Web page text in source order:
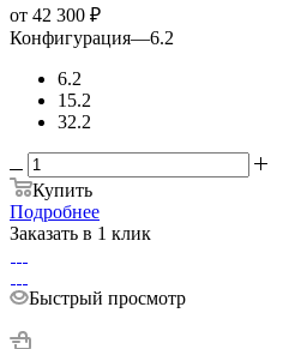
от 42 300 ₽
Конфигурация—6.2
6.2
15.2
32.2
Купить
Подробнее
Заказать в 1 клик
Быстрый просмотр